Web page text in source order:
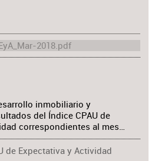
inmobiliario y
del Índice CPAU de
correspondientes al mes…
de Expectativa y Actividad